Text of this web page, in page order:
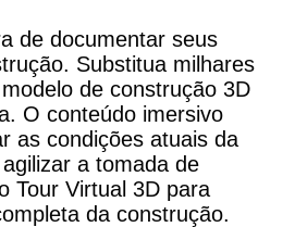
de documentar seus
Substitua milhares
de construção 3D
O conteúdo imersivo
as condições atuais da
a tomada de
Tour Virtual 3D para
da construção.